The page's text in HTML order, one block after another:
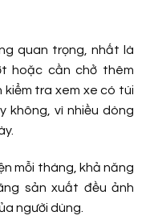
quan trọng, nhất là
hoặc cần chở thêm
kiểm tra xem xe có túi
không, vì nhiều dòng
mỗi tháng, khả năng
sản xuất đều ảnh
người dùng.